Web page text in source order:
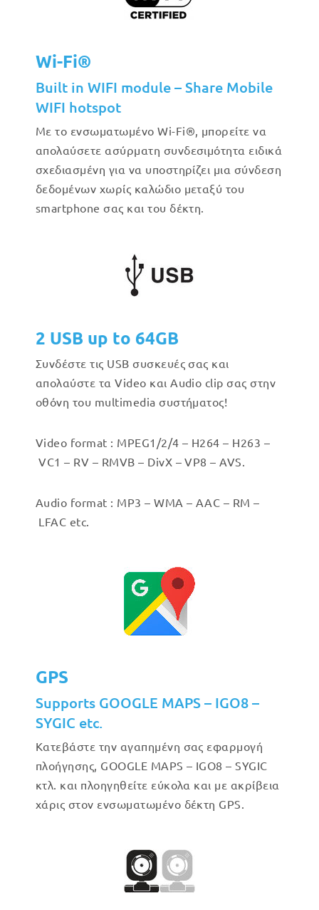
Wi-Fi®
Built in WIFI module – Share Mobile
WIFI hotspot
Με το ενσωματωμένο Wi-Fi®, μπορείτε να
απολαύσετε ασύρματη συνδεσιμότητα ειδικά
σχεδιασμένη για να υποστηρίζει μια σύνδεση
δεδομένων χωρίς καλώδιο μεταξύ του
smartphone σας και του δέκτη.
2 USB up to 64GB
Συνδέστε τις USB συσκευές σας και
απολαύστε τα Video και Audio clip σας στην
οθόνη του multimedia συστήματος!
Video format : MPEG1/2/4 – H264 – H263 –
VC1 – RV – RMVB – DivX – VP8 – AVS.
Audio format : MP3 – WMA – AAC – RM –
LFAC etc.
GPS
Supports GOOGLE MAPS – IGO8 –
SYGIC etc.
Κατεβάστε την αγαπημένη σας εφαρμογή
πλοήγησης, GOOGLE MAPS – IGO8 – SYGIC
κτλ. και πλοηγηθείτε εύκολα και με ακρίβεια
χάρις στον ενσωματωμένο δέκτη GPS.